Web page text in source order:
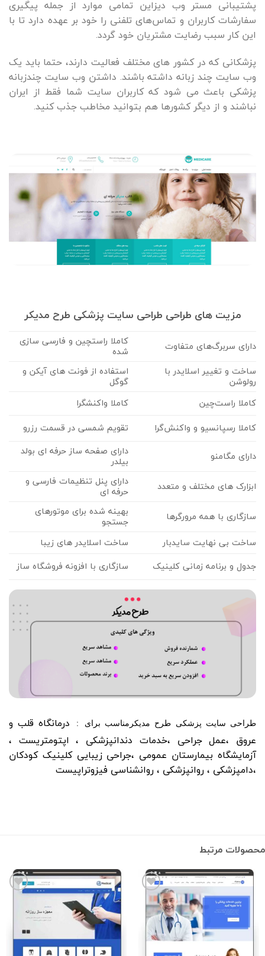
پشتیبانی مستر وب دیزاین تمامی موارد از جمله پیگیری
سفارشات کاربران و تماس‌های تلفنی را خود بر عهده دارد تا با
این کار سبب رضایت مشتریان خود گردد.
پزشکانی که در کشور های مختلف فعالیت دارند، حتما باید یک
وب سایت چند زبانه داشته باشند. داشتن وب سایت چندزبانه
پزشکی باعث می شود که کاربران سایت شما فقط از ایران
نباشند و از دیگر کشورها هم بتوانید مخاطب جذب کنید.
مزیت های طراحی طراحی سایت پزشکی طرح مدیکر
دارای سربرگ‌های متفاوت کاملا راستچین و فارسی سازی
شده
ساخت و تغییر اسلایدر با
رولوشن
استفاده از فونت های آیکن و
گوگل
کاملا راست‌چین
کاملا واکنشگرا
کاملا رسپانسیو و واکنش‌گرا
تقویم شمسی در قسمت رزرو
دارای مگامنو
دارای صفحه ساز حرفه ای بولد
بیلدر
ابزارک های مختلف و متعدد
دارای پنل تنظیمات فارسی و
حرفه ای
سازگاری با همه مرورگرها
بهینه شده برای موتورهای
جستجو
ساخت بی نهایت سایدبار
ساخت اسلایدر های زیبا
جدول و برنامه زمانی کلینیک
سازگاری با افزونه فروشگاه ساز
طراحی سایت پزشکی طرح مدیکرمناسب برای :
درمانگاه قلب و
عروق ،عمل جراحی ،خدمات دندانپزشکی ، اپتومتریست ،
آزمایشگاه بیمارستان عمومی ،جراحی زیبایی کلینیک کودکان
،دامپزشکی ، روانپزشکی ، روانشناسی فیزوتراپیست
محصولات مرتبط
افزودن
به
علاقه
مندی
افزودن
علاقه
مندی